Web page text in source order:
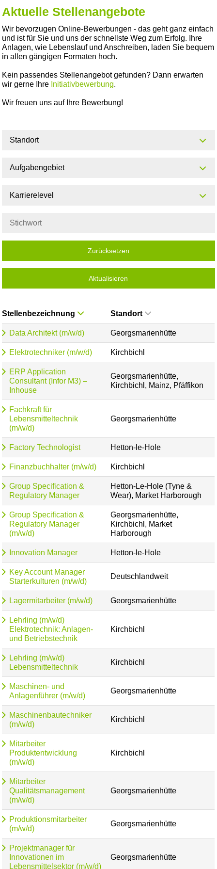
Aktuelle Stellenangebote
Wir bevorzugen Online-Bewerbungen - das geht ganz einfach
und ist für Sie und uns der schnellste Weg zum Erfolg. Ihre
Anlagen, wie Lebenslauf und Anschreiben, laden Sie bequem
in allen gängigen Formaten hoch.
Kein passendes Stellenangebot gefunden? Dann erwarten
wir gerne Ihre Initiativbewerbung.
Wir freuen uns auf Ihre Bewerbung!
Standort
Aufgabengebiet
Karrierelevel
Zurücksetzen
Aktualisieren
Stellenbezeichnung Standort
Data Architekt (m/w/d) Georgsmarienhütte
Elektrotechniker (m/w/d) Kirchbichl
ERP Application
Consultant (Infor M3) –
Inhouse
Georgsmarienhütte,
Kirchbichl, Mainz, Pfäffikon
Fachkraft für
Lebensmitteltechnik
(m/w/d)
Georgsmarienhütte
Factory Technologist Hetton-le-Hole
Finanzbuchhalter (m/w/d) Kirchbichl
Group Specification &
Regulatory Manager
Hetton-Le-Hole (Tyne &
Wear), Market Harborough
Group Specification &
Regulatory Manager
(m/w/d)
Georgsmarienhütte,
Kirchbichl, Market
Harborough
Innovation Manager Hetton-le-Hole
Key Account Manager
Starterkulturen (m/w/d)
Deutschlandweit
Lagermitarbeiter (m/w/d) Georgsmarienhütte
Lehrling (m/w/d)
Elektrotechnik: Anlagen-
und Betriebstechnik
Kirchbichl
Lehrling (m/w/d)
Lebensmitteltechnik
Kirchbichl
Maschinen- und
Anlagenführer (m/w/d)
Georgsmarienhütte
Maschinenbautechniker
(m/w/d)
Kirchbichl
Mitarbeiter
Produktentwicklung
(m/w/d)
Kirchbichl
Mitarbeiter
Qualitätsmanagement
(m/w/d)
Georgsmarienhütte
Produktionsmitarbeiter
(m/w/d)
Georgsmarienhütte
Projektmanager für
Innovationen im
Lebensmittelsektor (m/w/d)
Georgsmarienhütte